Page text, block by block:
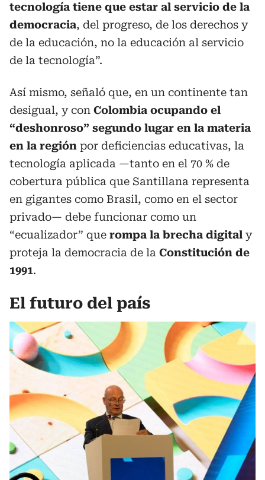
tecnología tiene que estar al servicio de la
democracia, del progreso, de los derechos y
de la educación, no la educación al servicio
de la tecnología”.
Así mismo, señaló que, en un continente tan
desigual, y con Colombia ocupando el
“deshonroso” segundo lugar en la materia
en la región por deficiencias educativas, la
tecnología aplicada —tanto en el 70 % de
cobertura pública que Santillana representa
en gigantes como Brasil, como en el sector
privado— debe funcionar como un
“ecualizador” que rompa la brecha digital y
proteja la democracia de la Constitución de
1991.
El futuro del país